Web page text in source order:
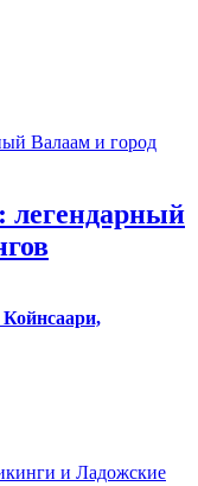
легендарный